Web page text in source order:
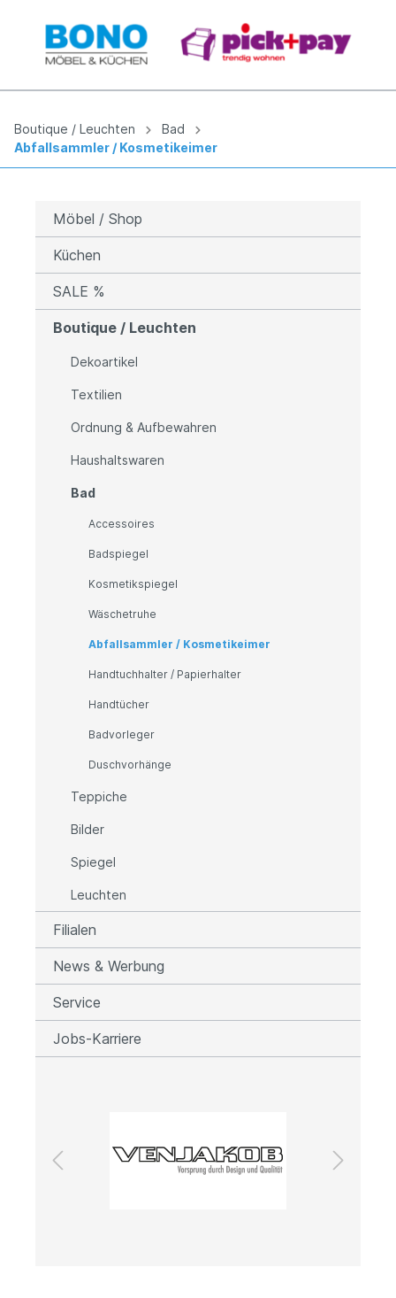
Boutique / Leuchten
Bad
Abfallsammler / Kosmetikeimer
Möbel / Shop
Küchen
SALE %
Boutique / Leuchten
Dekoartikel
Textilien
Ordnung & Aufbewahren
Haushaltswaren
Bad
Accessoires
Badspiegel
Kosmetikspiegel
Wäschetruhe
Abfallsammler / Kosmetikeimer
Handtuchhalter / Papierhalter
Handtücher
Badvorleger
Duschvorhänge
Teppiche
Bilder
Spiegel
Leuchten
Filialen
News & Werbung
Service
Jobs-Karriere